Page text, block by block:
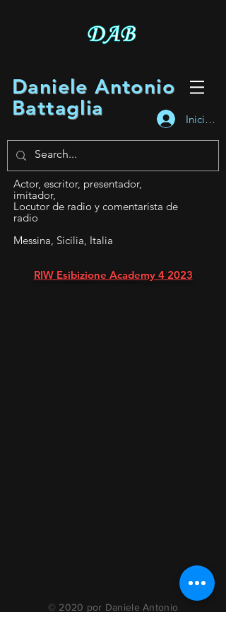
Daniele Antonio
Battaglia
Iniciar
Actor, escritor, presentador,
imitador,
Locutor de radio y comentarista de
radio
Messina, Sicilia, Italia
RIW Esibizione Academy 4 2023
© 2020 por Daniele Antonio